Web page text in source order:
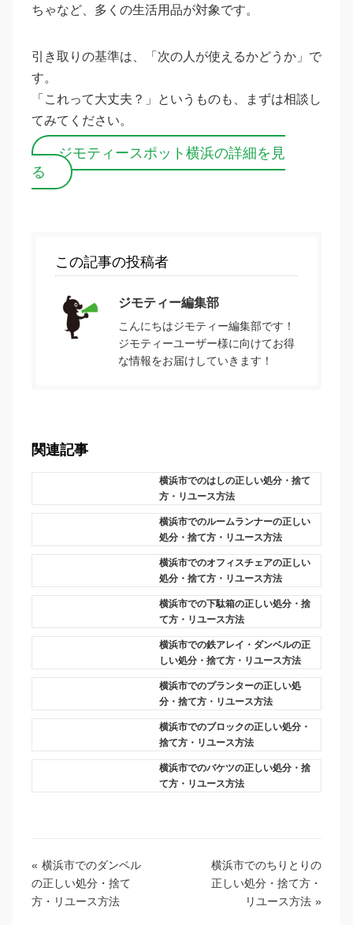
ちゃなど、多くの生活用品が対象です。
引き取りの基準は、「次の人が使えるかどうか」で
す。
「これって大丈夫？」というものも、まずは相談し
てみてください。
ジモティースポット横浜の詳細を見
る
この記事の投稿者
ジモティー編集部
こんにちはジモティー編集部です！
ジモティーユーザー様に向けてお得
な情報をお届けしていきます！
関連記事
横浜市でのはしの正しい処分・捨て
方・リユース方法
横浜市でのルームランナーの正しい
処分・捨て方・リユース方法
横浜市でのオフィスチェアの正しい
処分・捨て方・リユース方法
横浜市での下駄箱の正しい処分・捨
て方・リユース方法
横浜市での鉄アレイ・ダンベルの正
しい処分・捨て方・リユース方法
横浜市でのプランターの正しい処
分・捨て方・リユース方法
横浜市でのブロックの正しい処分・
捨て方・リユース方法
横浜市でのバケツの正しい処分・捨
て方・リユース方法
« 横浜市でのダンベル
の正しい処分・捨て
方・リユース方法
横浜市でのちりとりの
正しい処分・捨て方・
リユース方法 »